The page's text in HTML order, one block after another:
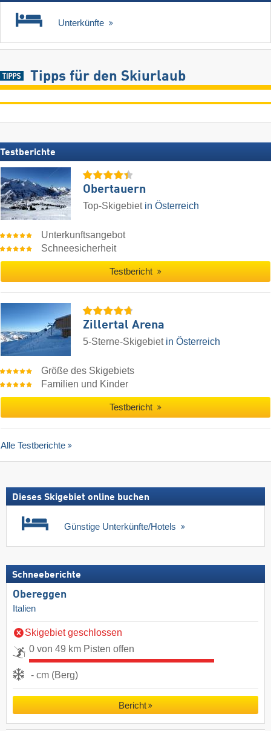
Unterkünfte
Tipps für den Skiurlaub
Testberichte
Obertauern
Top-Skigebiet in Österreich
Unterkunftsangebot
Schneesicherheit
Testbericht
Zillertal Arena
5-Sterne-Skigebiet in Österreich
Größe des Skigebiets
Familien und Kinder
Testbericht
Alle Testberichte
Dieses Skigebiet online buchen
Günstige Unterkünfte/Hotels
Schneeberichte
Obereggen
Italien
Skigebiet geschlossen
0 von 49 km Pisten offen
- cm (Berg)
Bericht